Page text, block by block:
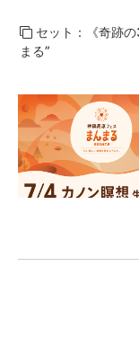
セット：《奇跡
まる”